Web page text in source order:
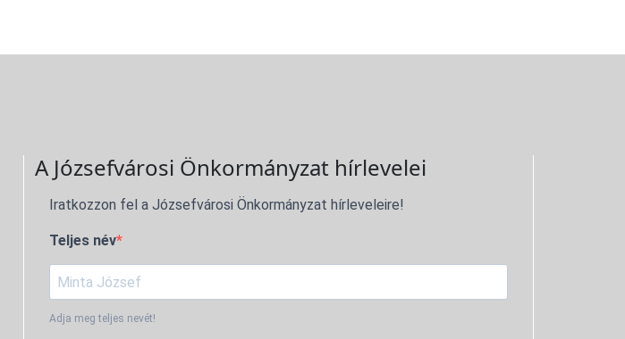
A Józsefvárosi Önkormányzat hírlevelei
Iratkozzon fel a Józsefvárosi Önkormányzat hírleveleire!
Teljes név
Adja meg teljes nevét!